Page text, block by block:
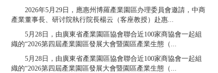
2026年5月29日，應惠州博羅產業園區办理委員會邀請，中商
產業董事長、研讨院執行院長楊云（客座教授）赴惠...
5月28日，由廣東省產業園區協會聯合近100家商協會一起組
織的“2026第四屆產業園區發展大會暨園區產業生態（...
5月28日，由廣東省產業園區協會聯合近100家商協會一起組
織的“2026第四屆產業園區發展大會暨園區產業生態（...